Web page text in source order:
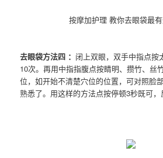
按摩加护理 教你去眼袋最
去眼袋方法四 ： 闭上双眼，双手中指点按
10次。再用中指指腹点按睛明、攒竹、丝
位，如开始不清楚穴位的位置，可对照脸
熟悉了。用这样的方法点按停顿3秒既可，